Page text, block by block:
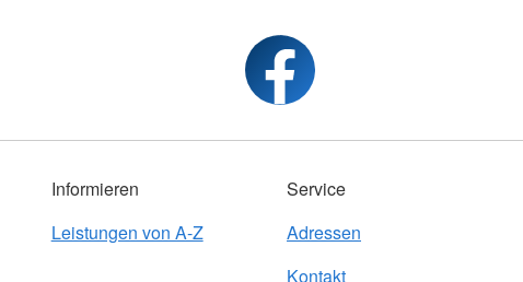
Informieren
Leistungen von A-Z
Service
Adressen
Kontakt